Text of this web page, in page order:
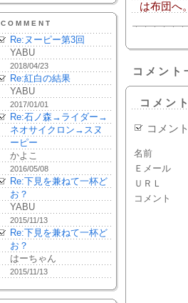
COMMENT
Re:ヌーピー第3回
YABU
2018/04/23
Re:紅白の結果
YABU
2017/01/01
Re:石ノ森→ライダー→
ネオサイクロン→スヌ
ーピー
かよこ
2016/05/08
Re:下見を兼ねて一杯ど
お？
YABU
2015/11/13
Re:下見を兼ねて一杯ど
お？
はーちゃん
2015/11/13
は布団へ
コメント
コメン
コメン
名前
Ｅメール
ＵＲＬ
コメント